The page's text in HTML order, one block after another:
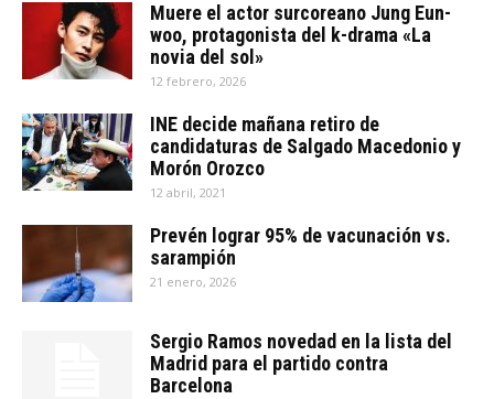
Muere el actor surcoreano Jung Eun-
woo, protagonista del k-drama «La
novia del sol»
12 febrero, 2026
INE decide mañana retiro de
candidaturas de Salgado Macedonio y
Morón Orozco
12 abril, 2021
Prevén lograr 95% de vacunación vs.
sarampión
21 enero, 2026
Sergio Ramos novedad en la lista del
Madrid para el partido contra
Barcelona